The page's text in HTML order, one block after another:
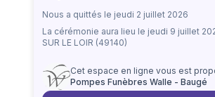
Nous a quittés le jeudi 2 juillet 2026
La cérémonie aura lieu le jeudi 9 juillet
SUR LE LOIR (49140)
Cet espace en ligne vous est
Pompes Funèbres Walle - Baugé